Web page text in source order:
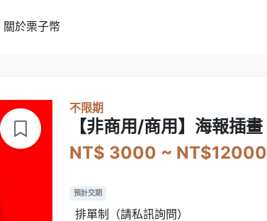
關於栗子幣
不限期
【非商用/商用】海報插畫
NT$ 3000 ~ NT$12000
預計交期
排單制（請私訊詢問）